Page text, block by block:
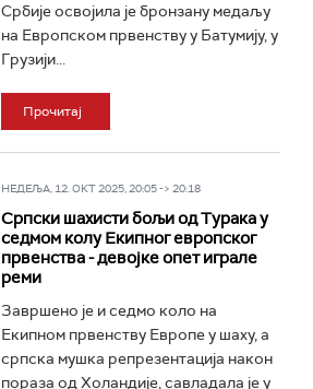
Србије освојила је бронзану медаљу
на Европском првенству у Батумију, у
Грузији...
Прочитај
НЕДЕЉА, 12. ОКТ 2025, 20:05 -> 20:18
Српски шахисти бољи од Турака у
седмом колу Екипног европског
првенства - девојке опет играле
реми
Завршено је и седмо коло на
Екипном првенству Европе у шаху, а
српска мушка репрезентација након
пораза од Холандије, савладала је у